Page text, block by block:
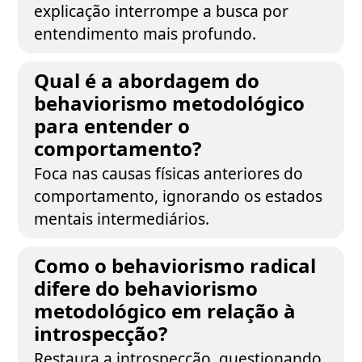
explicação interrompe a busca por
entendimento mais profundo.
Qual é a abordagem do
behaviorismo metodológico
para entender o
comportamento?
Foca nas causas físicas anteriores do
comportamento, ignorando os estados
mentais intermediários.
Como o behaviorismo radical
difere do behaviorismo
metodológico em relação à
introspecção?